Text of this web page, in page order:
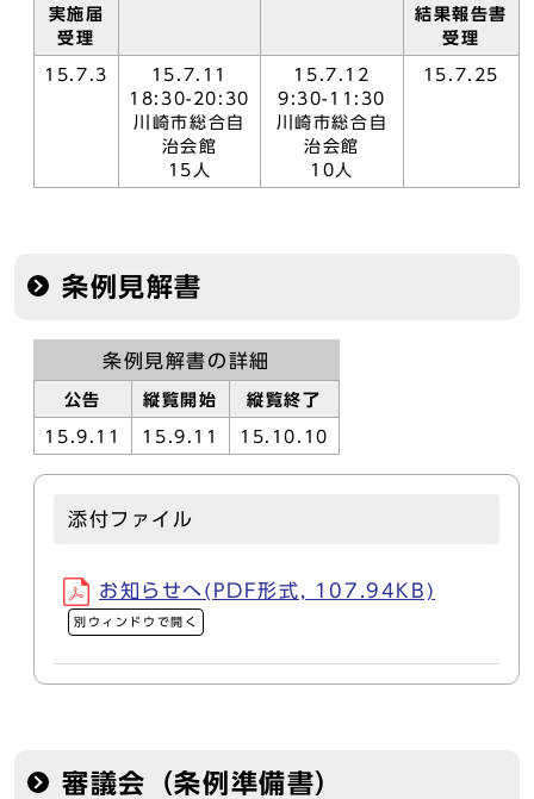
実施届
受理
結果報告書
受理
15.7.3
15.7.11
18:30-20:30
川崎市総合自
治会館
15人
15.7.12
9:30-11:30
川崎市総合自
治会館
10人
15.7.25
条例見解書
条例見解書の詳細
公告 縦覧開始 縦覧終了
15.9.11 15.9.11 15.10.10
添付ファイル
お知らせへ(PDF形式, 107.94KB)
別ウィンドウで開く
審議会（条例準備書）